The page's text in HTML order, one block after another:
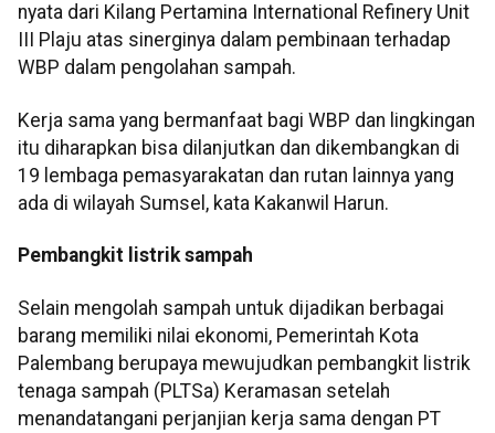
nyata dari Kilang Pertamina International Refinery Unit
III Plaju atas sinerginya dalam pembinaan terhadap
WBP dalam pengolahan sampah.
Kerja sama yang bermanfaat bagi WBP dan lingkingan
itu diharapkan bisa dilanjutkan dan dikembangkan di
19 lembaga pemasyarakatan dan rutan lainnya yang
ada di wilayah Sumsel, kata Kakanwil Harun.
Pembangkit listrik sampah
Selain mengolah sampah untuk dijadikan berbagai
barang memiliki nilai ekonomi, Pemerintah Kota
Palembang berupaya mewujudkan pembangkit listrik
tenaga sampah (PLTSa) Keramasan setelah
menandatangani perjanjian kerja sama dengan PT